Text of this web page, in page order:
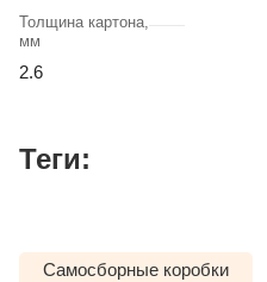
Толщина картона,
мм
2.6
Теги:
Самосборные коробки